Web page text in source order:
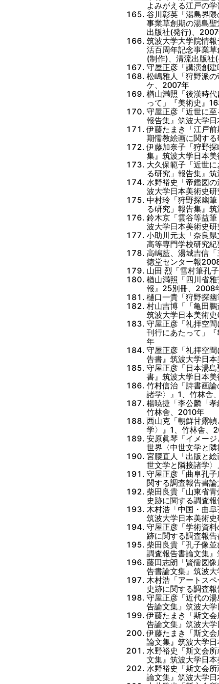
よみがえる江戸の
谷川彰英「湯島界
事業草創期の湯島
出版社(発行)、
筑波大学大学院情
活百周年記念事業
(制作)、清流出版
守屋正彦「講演創
松嶋雅人「狩野派
ケ、2007年
楢山満照「後漢時
って」『美術史』
守屋正彦「近世に
報告集』筑波大学
伊藤たまき「江戸
期儒教絵画に関す
伊藤加奈子「狩野
集』筑波大学日本
大久保範子「近世
る研究」報告集』
水野裕史「帝鑑図
波大学日本美術史
中村玲「狩野探幽
る研究」報告集』
鈴木京「雲谷等益
波大学日本美術史
小助川元太「奈良
高等専門学校研究
高嶋藍、湯城吉信
徳堂センター報
山田 烈「雪村筆孔
楢山満照「四川省
報』25別冊、2008
樋口一貴「狩野探
村山吉博「「亀田
筑波大学日本美術
守屋正彦「礼拝空
刊行にあたって」
年
守屋正彦「礼拝空
告書』筑波大学日
守屋正彦「日本湯
書』筑波大学日本
竹村信治「詩書画
諸学〉』1、竹林舎
楊暁捷「李公麟「
竹林舎、2010年
西山克「朝鮮甘露
学〉』1、竹林舎、
安原眞琴「イメー
世界〈中世文学と
宮腰直人「出版と
世文学と隣接諸学
守屋正彦「曲阜孔
関する調査報告書
柴田良貴「山東省
史跡に関する調査
木村浩「中国・曲
筑波大学日本美術
守屋正彦「学術資
跡に関する調査報
柴田良貴「孔子像
調査報告書論文集
藤田志朗「賢儒図
告書論文集』筑波
木村浩「アートス
史跡に関する調査
守屋正彦「近代の
告論文集』筑波大
伊藤たまき「斯文
告論文集』筑波大
伊藤たまき「斯文
論文集』筑波大学
水野裕史「斯文会
文集』筑波大学日
水野裕史「斯文会
論文集』筑波大学